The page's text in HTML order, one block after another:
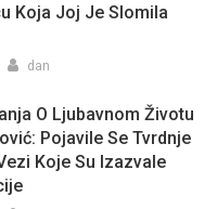
Koja Joj Je Slomila
dan
O Ljubavnom Životu
Pojavile Se Tvrdnje
Koje Su Izazvale